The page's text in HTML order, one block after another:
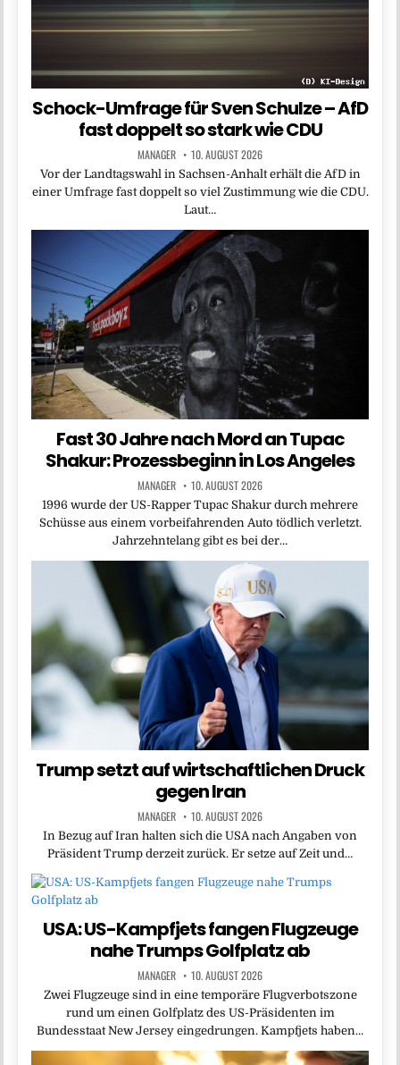
Schock-Umfrage für Sven Schulze – AfD
fast doppelt so stark wie CDU
MANAGER 10. AUGUST 2026
Vor der Landtagswahl in Sachsen-Anhalt erhält die AfD in
einer Umfrage fast doppelt so viel Zustimmung wie die CDU.
Laut…
Fast 30 Jahre nach Mord an Tupac
Shakur: Prozessbeginn in Los Angeles
MANAGER 10. AUGUST 2026
1996 wurde der US-Rapper Tupac Shakur durch mehrere
Schüsse aus einem vorbeifahrenden Auto tödlich verletzt.
Jahrzehntelang gibt es bei der…
Trump setzt auf wirtschaftlichen Druck
gegen Iran
MANAGER 10. AUGUST 2026
In Bezug auf Iran halten sich die USA nach Angaben von
Präsident Trump derzeit zurück. Er setze auf Zeit und…
USA: US-Kampfjets fangen Flugzeuge
nahe Trumps Golfplatz ab
MANAGER 10. AUGUST 2026
Zwei Flugzeuge sind in eine temporäre Flugverbotszone
rund um einen Golfplatz des US-Präsidenten im
Bundesstaat New Jersey eingedrungen. Kampfjets haben…